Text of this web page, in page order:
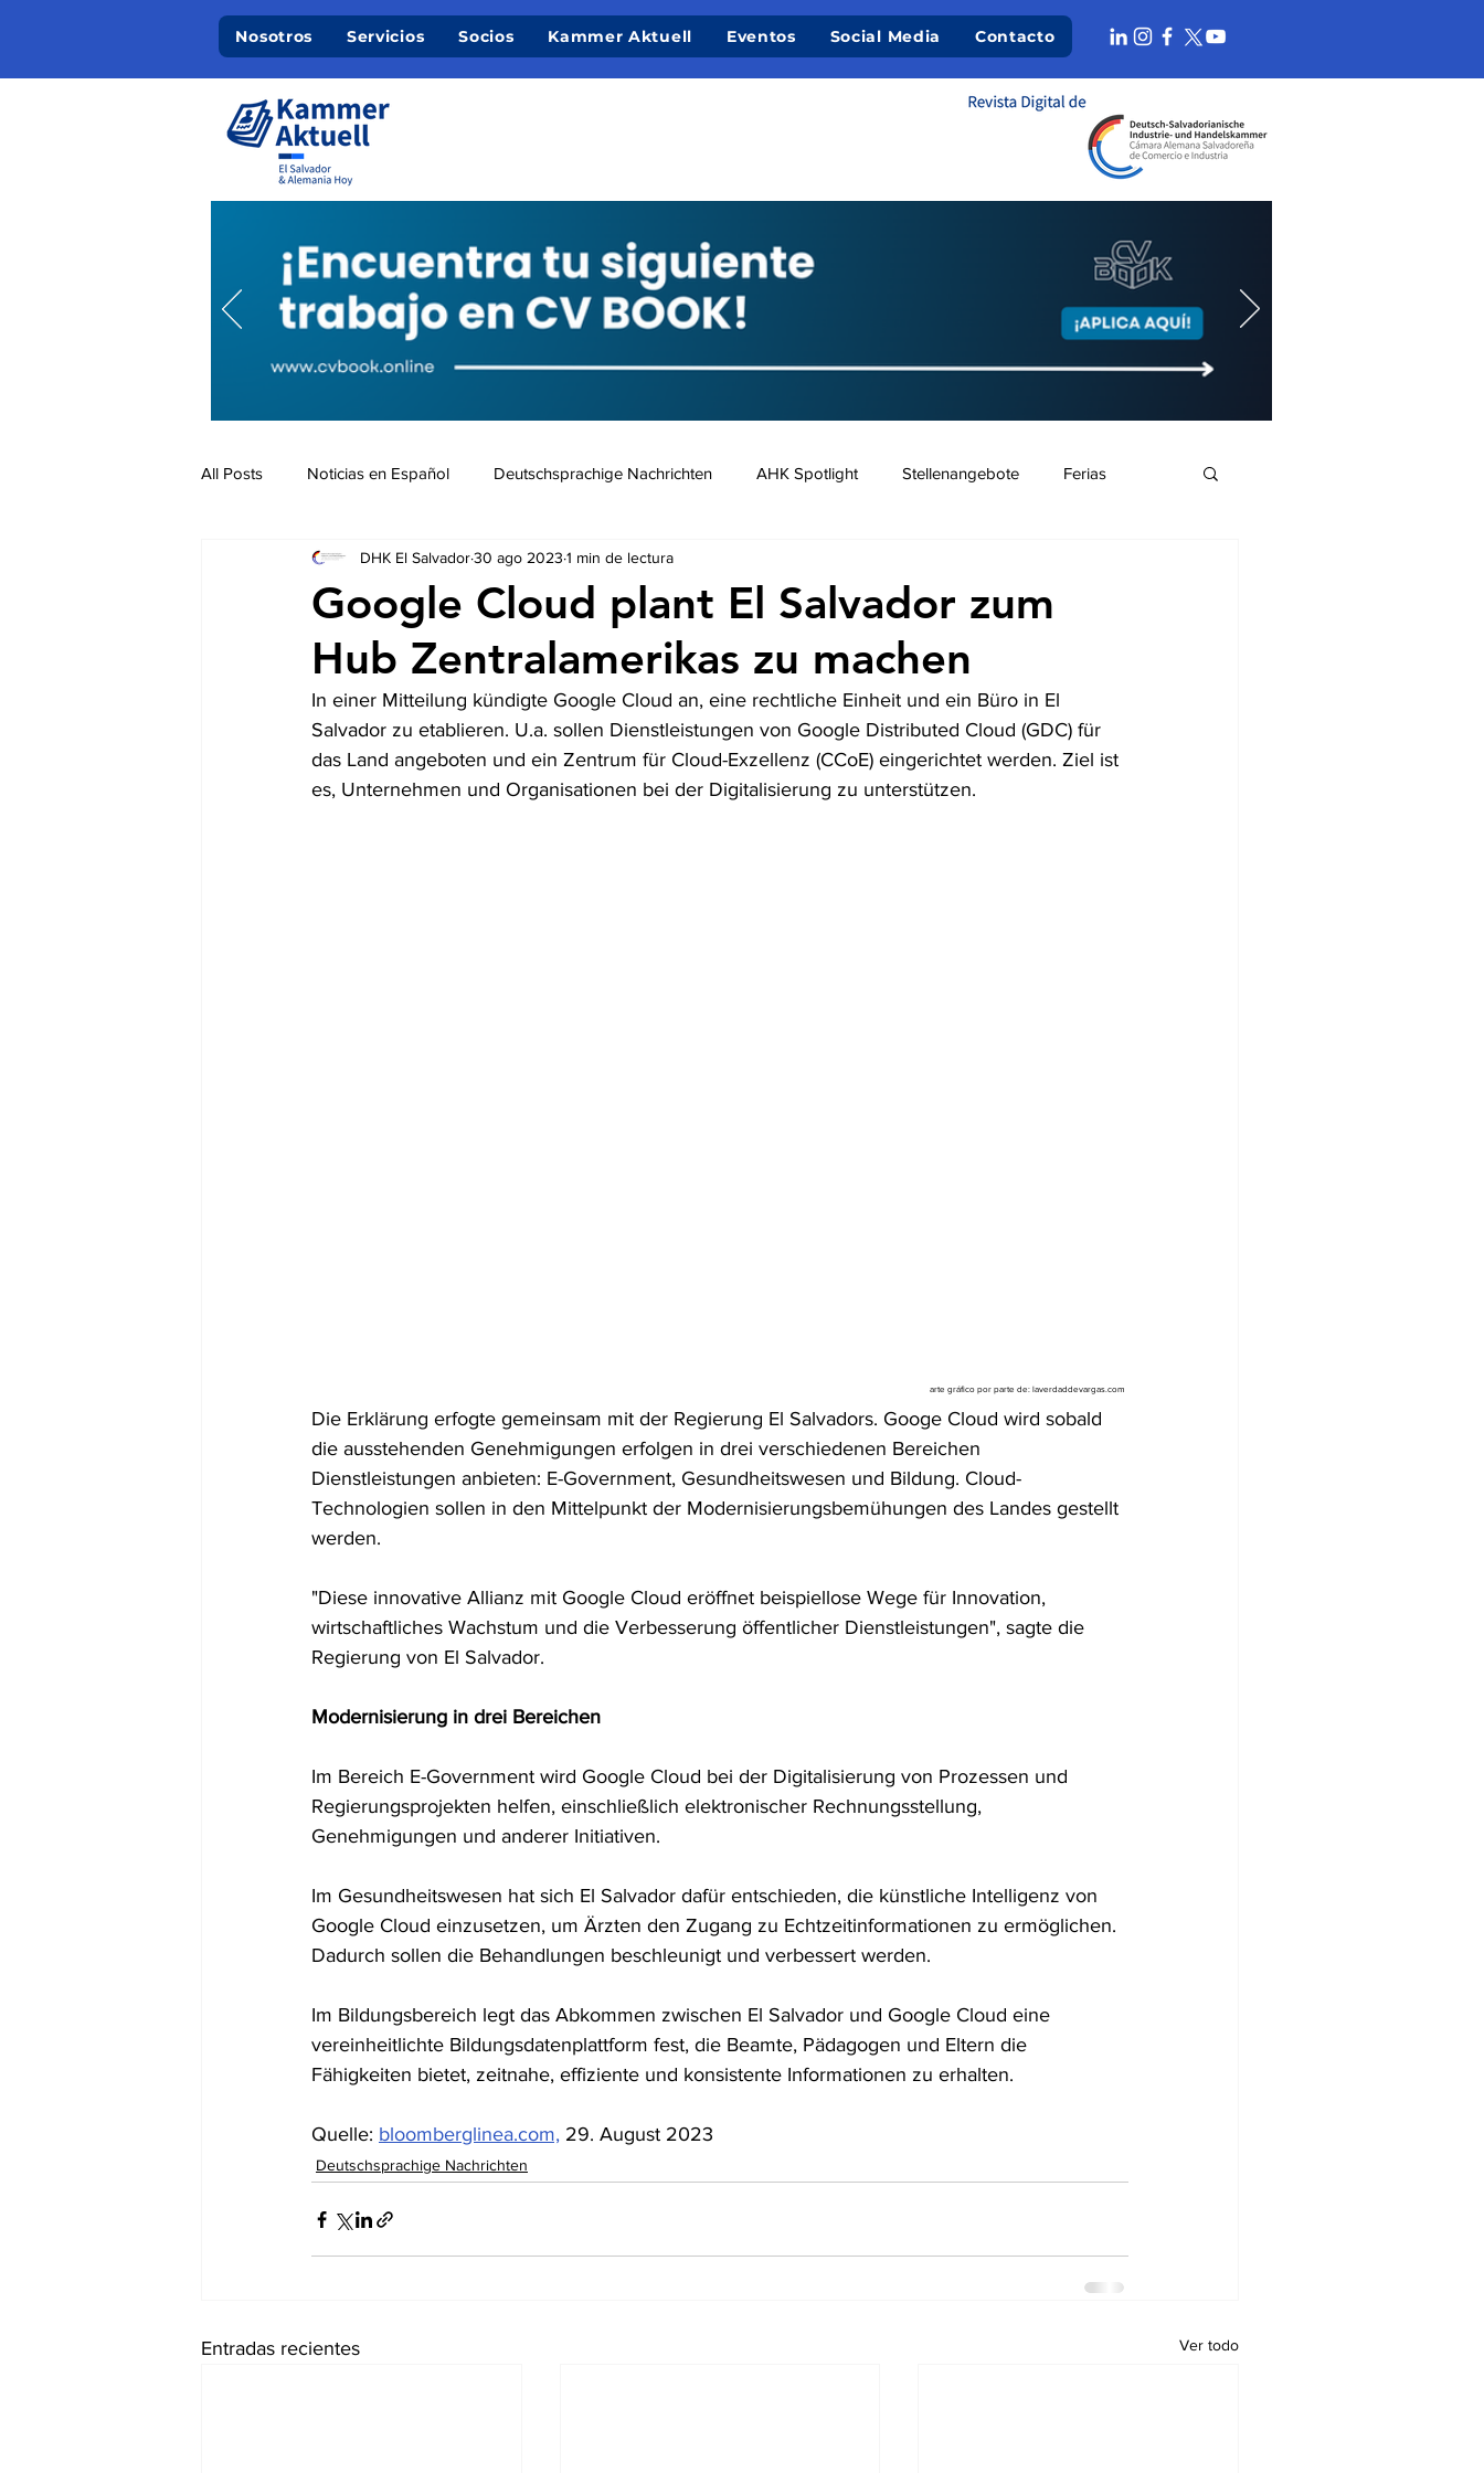
Nosotros Servicios Socios Kammer Aktuell Eventos Social Media Contacto
All Posts Noticias en Español Deutschsprachige Nachrichten AHK Spotlight Stellenangebote Ferias
Auschreibungen Ausschreibungen De nuestros Socios
Google Cloud plant El Salvador zum
Hub Zentralamerikas zu machen
DHK El Salvador30 ago 2023 1 min de lectura
In einer Mitteilung kündigte Google Cloud an, eine rechtliche Einheit und ein Büro in El
Salvador zu etablieren. U.a. sollen Dienstleistungen von Google Distributed Cloud (GDC) für
das Land angeboten und ein Zentrum für Cloud-Exzellenz (CCoE) eingerichtet werden. Ziel ist
es, Unternehmen und Organisationen bei der Digitalisierung zu unterstützen.
arte gráfico por parte de: laverdaddevargas.com
Die Erklärung erfogte gemeinsam mit der Regierung El Salvadors. Googe Cloud wird sobald
die ausstehenden Genehmigungen erfolgen in drei verschiedenen Bereichen
Dienstleistungen anbieten: E-Government, Gesundheitswesen und Bildung. Cloud-
Technologien sollen in den Mittelpunkt der Modernisierungsbemühungen des Landes gestellt
werden.
"Diese innovative Allianz mit Google Cloud eröffnet beispiellose Wege für Innovation,
wirtschaftliches Wachstum und die Verbesserung öffentlicher Dienstleistungen", sagte die
Regierung von El Salvador.
Modernisierung in drei Bereichen
Im Bereich E-Government wird Google Cloud bei der Digitalisierung von Prozessen und
Regierungsprojekten helfen, einschließlich elektronischer Rechnungsstellung,
Genehmigungen und anderer Initiativen.
Im Gesundheitswesen hat sich El Salvador dafür entschieden, die künstliche Intelligenz von
Google Cloud einzusetzen, um Ärzten den Zugang zu Echtzeitinformationen zu ermöglichen.
Dadurch sollen die Behandlungen beschleunigt und verbessert werden.
Im Bildungsbereich legt das Abkommen zwischen El Salvador und Google Cloud eine
vereinheitlichte Bildungsdatenplattform fest, die Beamte, Pädagogen und Eltern die
Fähigkeiten bietet, zeitnahe, effiziente und konsistente Informationen zu erhalten.
Quelle: bloomberglinea.com, 29. August 2023
Deutschsprachige Nachrichten
Entradas recientes Ver todo